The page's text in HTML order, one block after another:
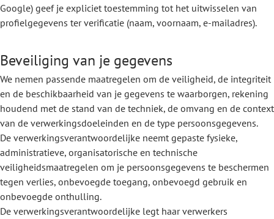
Google) geef je expliciet toestemming tot het uitwisselen van
profielgegevens ter verificatie (naam, voornaam, e-mailadres).
Beveiliging van je gegevens
We nemen passende maatregelen om de veiligheid, de integriteit
en de beschikbaarheid van je gegevens te waarborgen, rekening
houdend met de stand van de techniek, de omvang en de context
van de verwerkingsdoeleinden en de type persoonsgegevens.
De verwerkingsverantwoordelijke neemt gepaste fysieke,
administratieve, organisatorische en technische
veiligheidsmaatregelen om je persoonsgegevens te beschermen
tegen verlies, onbevoegde toegang, onbevoegd gebruik en
onbevoegde onthulling.
De verwerkingsverantwoordelijke legt haar verwerkers